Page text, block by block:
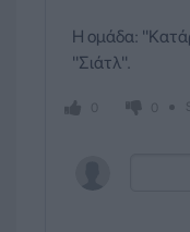
H ομάδα:
''Σιάτλ''.